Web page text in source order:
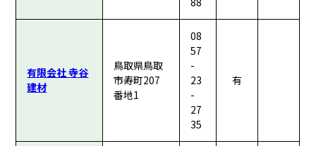
有限会社 寺谷
建材
鳥取県鳥取
市寿町207
番地1
08
57
-
23
-
27
35
有